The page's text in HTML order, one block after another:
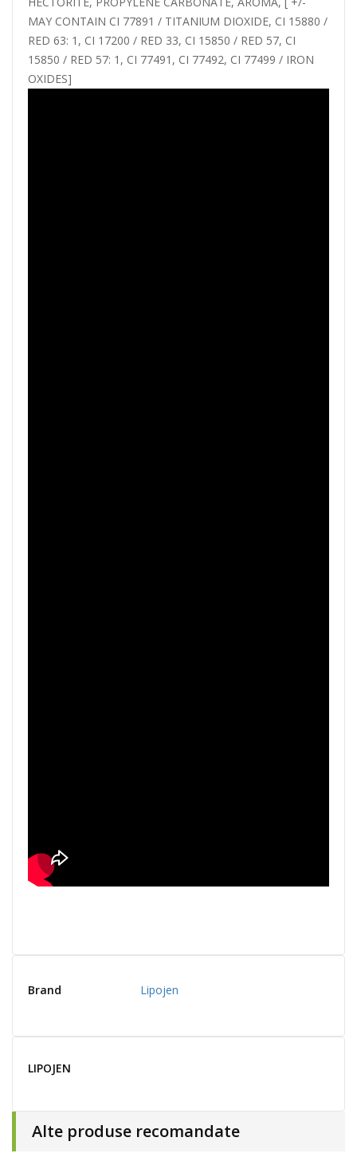
MAY CONTAIN CI 77891 / TITANIUM DIOXIDE, CI 15880 /
RED 63: 1, CI 17200 / RED 33, CI 15850 / RED 57, CI
15850 / RED 57: 1, CI 77491, CI 77492, CI 77499 / IRON
OXIDES]
Brand Lipojen
LIPOJEN
Alte produse recomandate